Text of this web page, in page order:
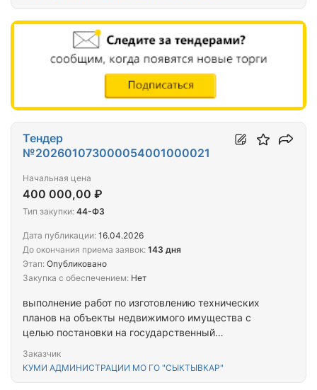
выполнение работ по изготовлению технических
планов на объекты недвижимого имущества с
целью постановки на государственный
Заказчик
КУМИ АДМИНИСТРАЦИИ МО ГО "СЫКТЫВКАР"
Тендер
№202601073000054001000021
Начальная цена
400 000,00 ₽
Тип закупки: 44-ФЗ
Дата публикации: 16.04.2026
До окончания приема заявок: 143 дня
Этап: Опубликовано
Закупка с обеспечением: Нет